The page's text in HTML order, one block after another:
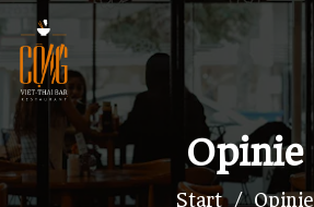
Opinie
Start Opinie